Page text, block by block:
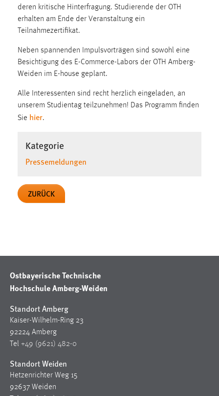
deren kritische Hinterfragung. Studierende der OTH
erhalten am Ende der Veranstaltung ein
Teilnahmezertifikat.
Neben spannenden Impulsvorträgen sind sowohl eine
Besichtigung des E-Commerce-Labors der OTH Amberg-
Weiden im E-house geplant.
Alle Interessenten sind recht herzlich eingeladen, an
unserem Studientag teilzunehmen! Das Programm finden
Sie hier.
Kategorie
Pressemeldungen
ZURÜCK
Ostbayerische Technische
Hochschule Amberg-Weiden
Standort Amberg
Kaiser-Wilhelm-Ring 23
92224 Amberg
Tel +49 (9621) 482-0
Standort Weiden
Hetzenrichter Weg 15
92637 Weiden
Für performante Seitenauslieferung wird in diesem Cookie
gespeichert, ob man eingeloggt ist.
Sprachpräferenz
site-language-preference
Zweck:
Das Cookie speichert die gewählte Sprache der Website.
Cookie Laufzeit:
Wird benötigt um die Chatfunktion nutzen zu können.
MibewSessionID, mibew-chat-frame-style-
5e9dbeb1811c0446 = Sitzungslaufzeit, mibew_locale = 3
Jahre, MIBEW_UserID = 1 Jahr
Name:
fe_user, be_user, be_lastLoginProvider